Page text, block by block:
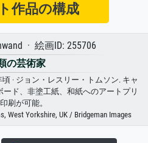
作品の構成
· 絵画ID: 255706
の芸術家
· ジョン・レスリー・トムソン. キャ
ド、非塗工紙、和紙へのアートプリ
刷が可能。
West Yorkshire, UK / Bridgeman Images